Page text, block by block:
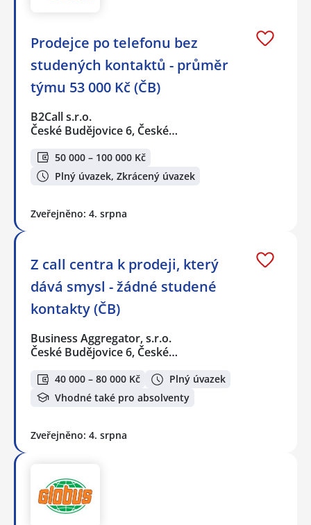
Prodejce po telefonu bez
studených kontaktů - průměr
týmu 53 000 Kč (ČB)
B2Call s.r.o.
České Budějovice 6, České…
50 000 – 100 000 Kč
Plný úvazek, Zkrácený úvazek
Zveřejněno: 4. srpna
Z call centra k prodeji, který
dává smysl - žádné studené
kontakty (ČB)
Business Aggregator, s.r.o.
České Budějovice 6, České…
40 000 – 80 000 Kč
Plný úvazek
Vhodné také pro absolventy
Zveřejněno: 4. srpna